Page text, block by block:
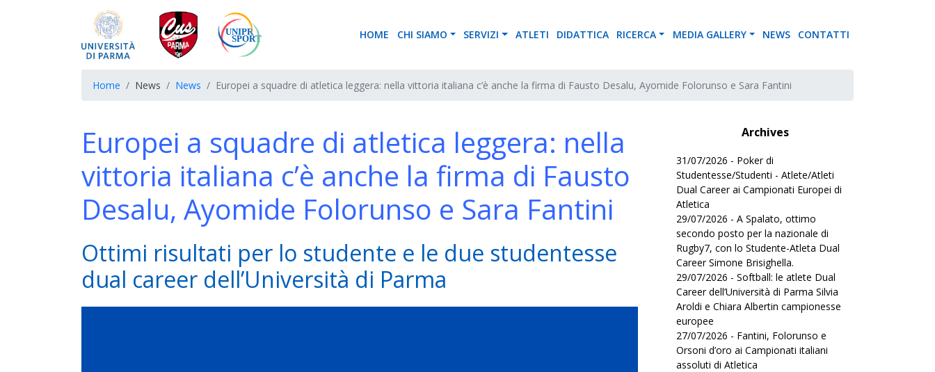
HOME CHI SIAMO SERVIZI ATLETI DIDATTICA RICERCA MEDIA GALLERY NEWS CONTATTI
Home News News Europei a squadre di atletica leggera: nella vittoria italiana c’è anche la firma di Fausto Desalu, Ayomide Folorunso e Sara Fantini
Europei a squadre di atletica leggera: nella
vittoria italiana c’è anche la firma di Fausto
Desalu, Ayomide Folorunso e Sara Fantini
Ottimi risultati per lo studente e le due studentesse
dual career dell’Università di Parma
Archives
31/07/2026 - Poker di
Studentesse/Studenti - Atlete/Atleti
Dual Career ai Campionati Europei di
Atletica
29/07/2026 - A Spalato, ottimo
secondo posto per la nazionale di
Rugby7, con lo Studente-Atleta Dual
Career Simone Brisighella.
29/07/2026 - Softball: le atlete Dual
Career dell’Università di Parma Silvia
Aroldi e Chiara Albertin campionesse
europee
27/07/2026 - Fantini, Folorunso e
Orsoni d’oro ai Campionati italiani
assoluti di Atletica